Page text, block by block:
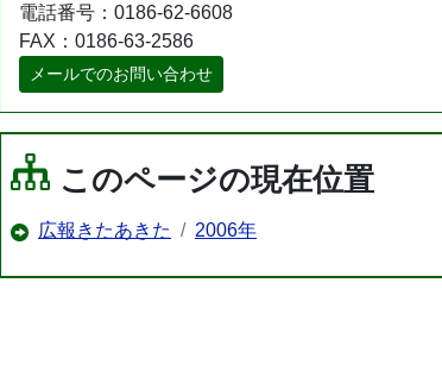
電話番号：0186-62-6608
FAX：0186-63-2586
メールでのお問い合わせ
このページの現在位置
広報きたあきた 2006年